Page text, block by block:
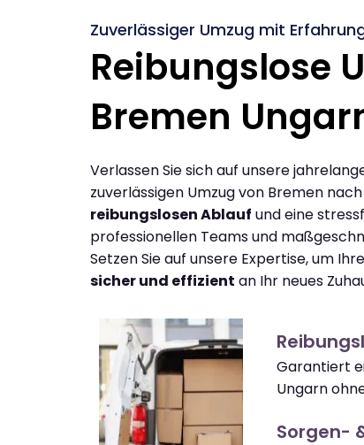
Zuverlässiger Umzug mit
Reibungslose
Bremen
Verlassen Sie sich auf unsere
zuverlässigen Umzug von Bremen
reibungslosen Ablauf und eine
professionellen Teams und
Setzen Sie auf unsere Expertise, um
sicher und effizient an Ihr neues
Garantiert
Ungarn
Sorgen-